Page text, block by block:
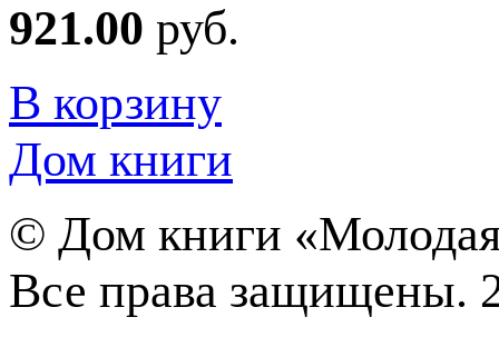
921.00 руб.
В корзину
Дом книги
© Дом книги
Все права защищены.